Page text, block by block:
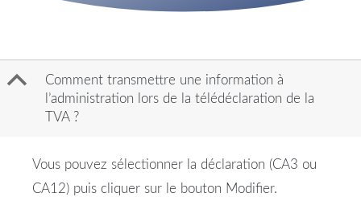
B
Comment transmettre une information à
l’administration lors de la télédéclaration de la
TVA ?
Vous pouvez sélectionner la déclaration (CA3 ou
CA12) puis cliquer sur le bouton Modifier.